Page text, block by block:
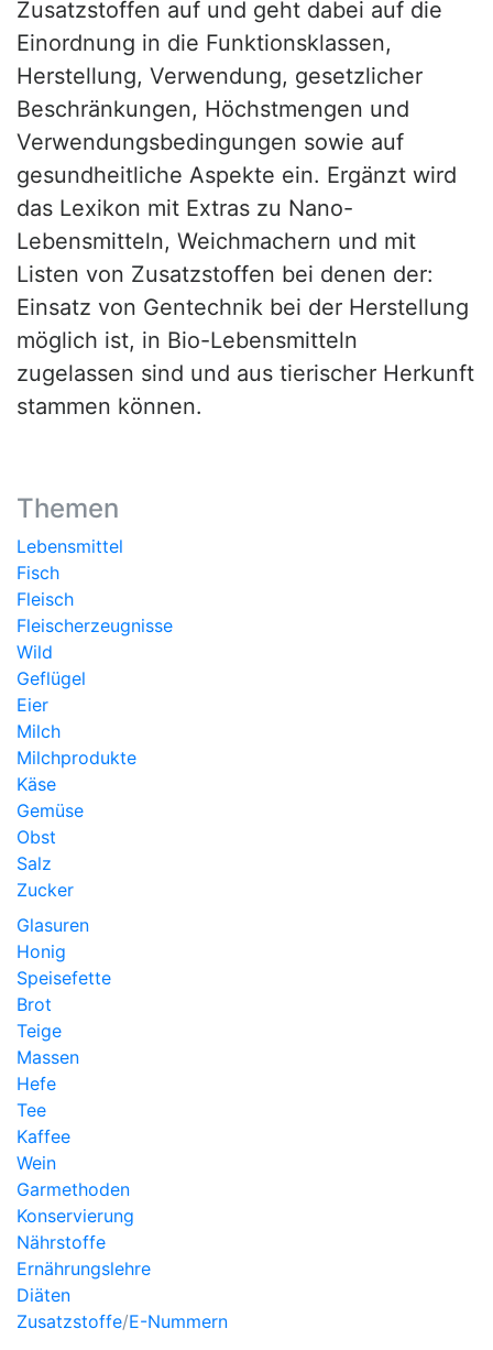
Zusatzstoffen auf und geht dabei auf die
Einordnung in die Funktionsklassen,
Herstellung, Verwendung, gesetzlicher
Beschränkungen, Höchstmengen und
Verwendungsbedingungen sowie auf
gesundheitliche Aspekte ein. Ergänzt wird
das Lexikon mit Extras zu Nano-
Lebensmitteln, Weichmachern und mit
Listen von Zusatzstoffen bei denen der:
Einsatz von Gentechnik bei der Herstellung
möglich ist, in Bio-Lebensmitteln
zugelassen sind und aus tierischer Herkunft
stammen können.
Themen
Lebensmittel
Fisch
Fleisch
Fleischerzeugnisse
Wild
Geflügel
Eier
Milch
Milchprodukte
Käse
Gemüse
Obst
Salz
Zucker
Glasuren
Honig
Speisefette
Brot
Teige
Massen
Hefe
Tee
Kaffee
Wein
Garmethoden
Konservierung
Nährstoffe
Ernährungslehre
Diäten
Zusatzstoffe/E-Nummern